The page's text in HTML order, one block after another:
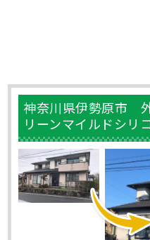
神奈川県伊勢原市
リーンマイルドシリ